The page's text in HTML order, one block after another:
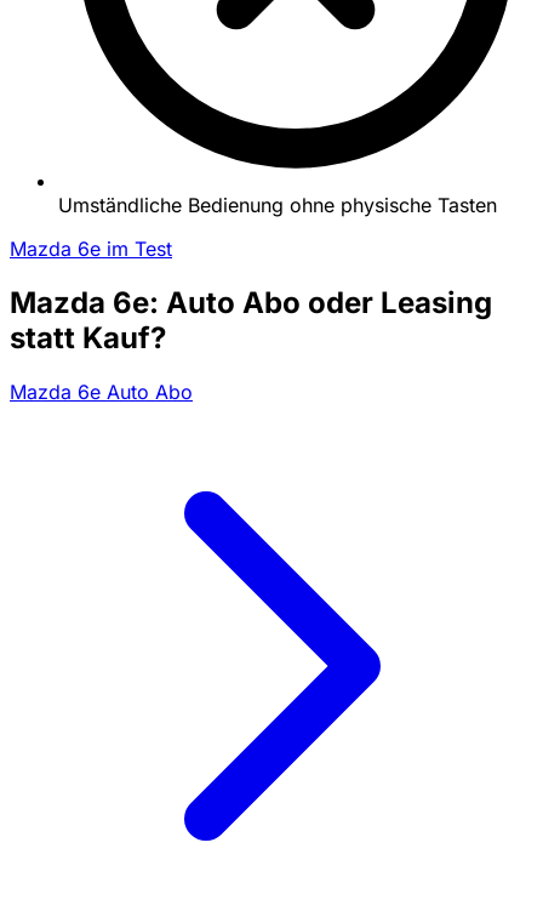
Umständliche Bedienung ohne physische Tasten
Mazda 6e im Test
Mazda 6e: Auto Abo oder Leasing
statt Kauf?
Mazda 6e Auto Abo